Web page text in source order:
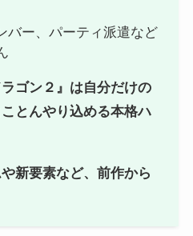
バー、パーティ派遣など
ラゴン２』は自分だけの
とんやり込める本格ハ
新要素など、前作から